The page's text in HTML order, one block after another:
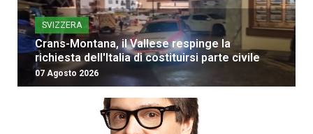
SVIZZERA
Crans-Montana, il Vallese respinge la
richiesta dell'Italia di costituirsi parte civile
07 Agosto 2026